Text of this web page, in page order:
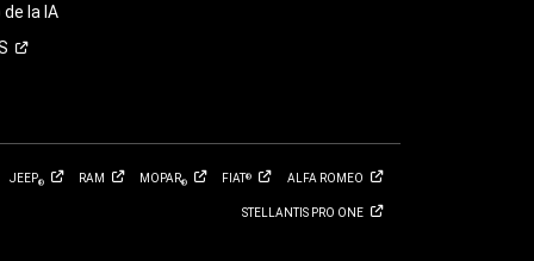
la IA
JEEP® RAM MOPAR® FIAT® ALFA ROMEO
STELLANTIS PRO ONE